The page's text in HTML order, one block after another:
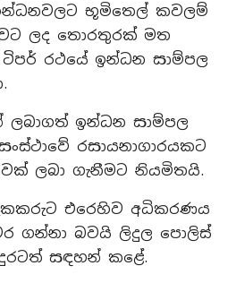
භූමිතෙල් කවලම්
ලද තොරතුරක් මත
රථයේ ඉන්ධන සාම්පල
ලබාගත් ඉන්ධන සාම්පල
රසායනාගාරයකට
ලබා ගැනීමට නියමිතයි.
එරෙහිව අධිකරණය
ගන්නා බවයි ලිදුල පොලිස්
සඳහන් කළේ.